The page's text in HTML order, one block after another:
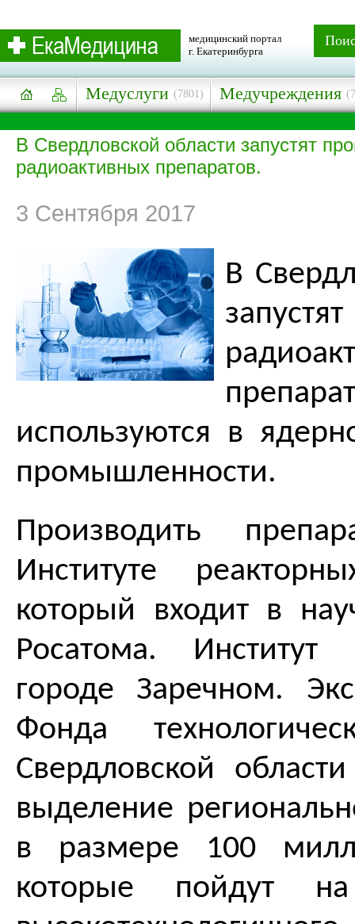
медицинский портал
г. Екатеринбурга
Медуслуги (7801) Медучреждения
В Свердловской области запустят
радиоактивных препаратов.
3 Сентября 2017
В
используются в
промышленности.
Производить
Институте
который входит в
Росатома.
городе Заречном.
Фонда
Свердловской
выделение
в размере 100
которые пойдут